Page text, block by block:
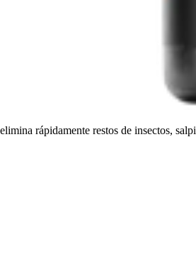
rápidamente restos de insectos,